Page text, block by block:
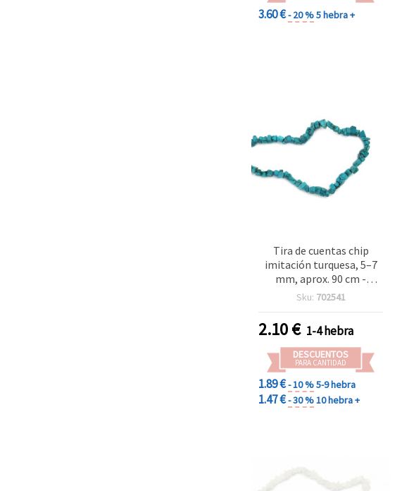
3.60 €- 20 %5 hebra +
Tira de cuentas chip
imitación turquesa, 5–7
mm, aprox. 90 cm -
Abalorios estilo piedra
bisutería, collares y
pulseras, manualidades
DIY, surtido
Sku: 702541
2.10€ 1-4 hebra
DESCUENTOS
PARA CANTIDAD
1.89 €- 10 %5-9 hebra
1.47 €- 30 %10 hebra +